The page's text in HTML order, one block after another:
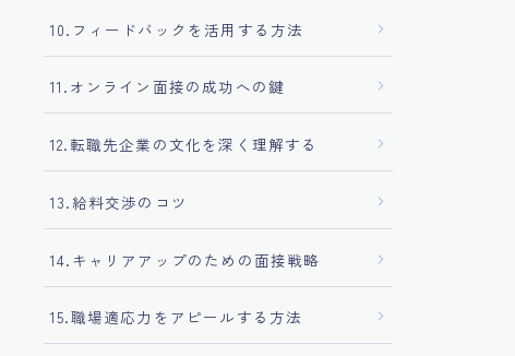
10.フィードバックを活用する方法
11.オンライン面接の成功への鍵
12.転職先企業の文化を深く理解する
13.給料交渉のコツ
14.キャリアアップのための面接戦略
15.職場適応力をアピールする方法